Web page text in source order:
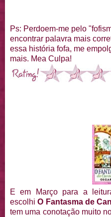
Ps: Perdoem-me pelo
encontrar palavra mais
essa história fofa, me
mais. Mea Culpa!
E em Março para a
escolhiO Fantasma de
tem uma conotação muito